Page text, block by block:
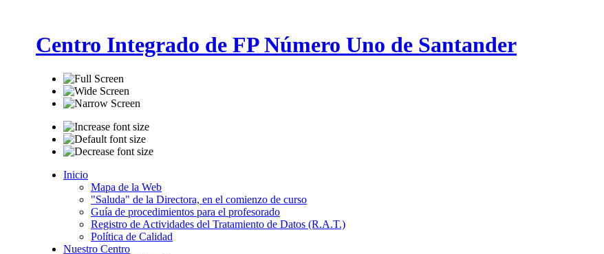
Centro Integrado de FP Número Uno de Santander
Inicio
Mapa de la Web
"Saluda" de la Directora, en el comienzo de curso
Guía de procedimientos para el profesorado
Registro de Actividades del Tratamiento de Datos (R.A.T.)
Política de Calidad
Nuestro Centro